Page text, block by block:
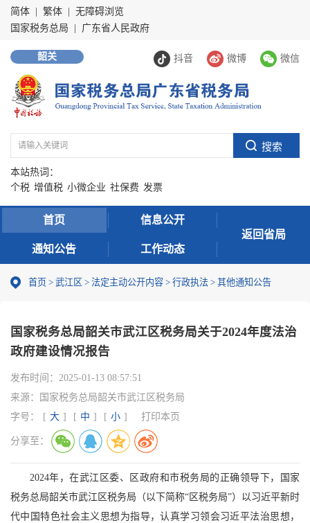
简体 繁体
无障碍浏览
国家税务总局
广东省人民政府
抖音 微博 微信
韶关
本站热词：
个税 增值税 小微企业 社保费 发票
首页 信息公开
通知公告 工作动态
返回省局
首页 > 武江区 > 法定主动公开内容 > 行政执法 > 其他通知公告
国家税务总局韶关市武江区税务局关于2024年度法治
政府建设情况报告
发布时间： 2025-01-13 08:57:51
来源：
国家税务总局韶关市武江区税务局
字号：
[ 大 ] [ 中 ] [ 小 ] 打印本页
分享至：
2024年，在武江区委、区政府和市税务局的正确领导下，国家
税务总局韶关市武江区税务局（以下简称“区税务局”）以习近平新时
代中国特色社会主义思想为指导，认真学习领会习近平法治思想，